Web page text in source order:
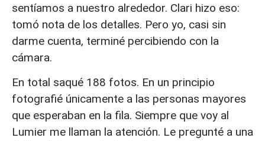
sentíamos a nuestro alrededor. Clari hizo eso:
tomó nota de los detalles. Pero yo, casi sin
darme cuenta, terminé percibiendo con la
cámara.
En total saqué 188 fotos. En un principio
fotografié únicamente a las personas mayores
que esperaban en la fila. Siempre que voy al
Lumier me llaman la atención. Le pregunté a una